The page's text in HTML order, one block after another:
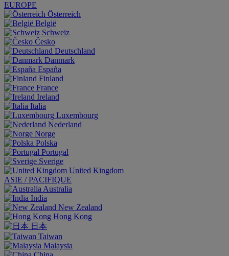
EUROPE
Österreich
België
Schweiz
Česko
Deutschland
Danmark
España
Finland
France
Ireland
Italia
Luxembourg
Nederland
Norge
Polska
Portugal
Sverige
United Kingdom
ASIE / PACIFIQUE
Australia
India
New Zealand
Hong Kong
日本
Taiwan
Malaysia